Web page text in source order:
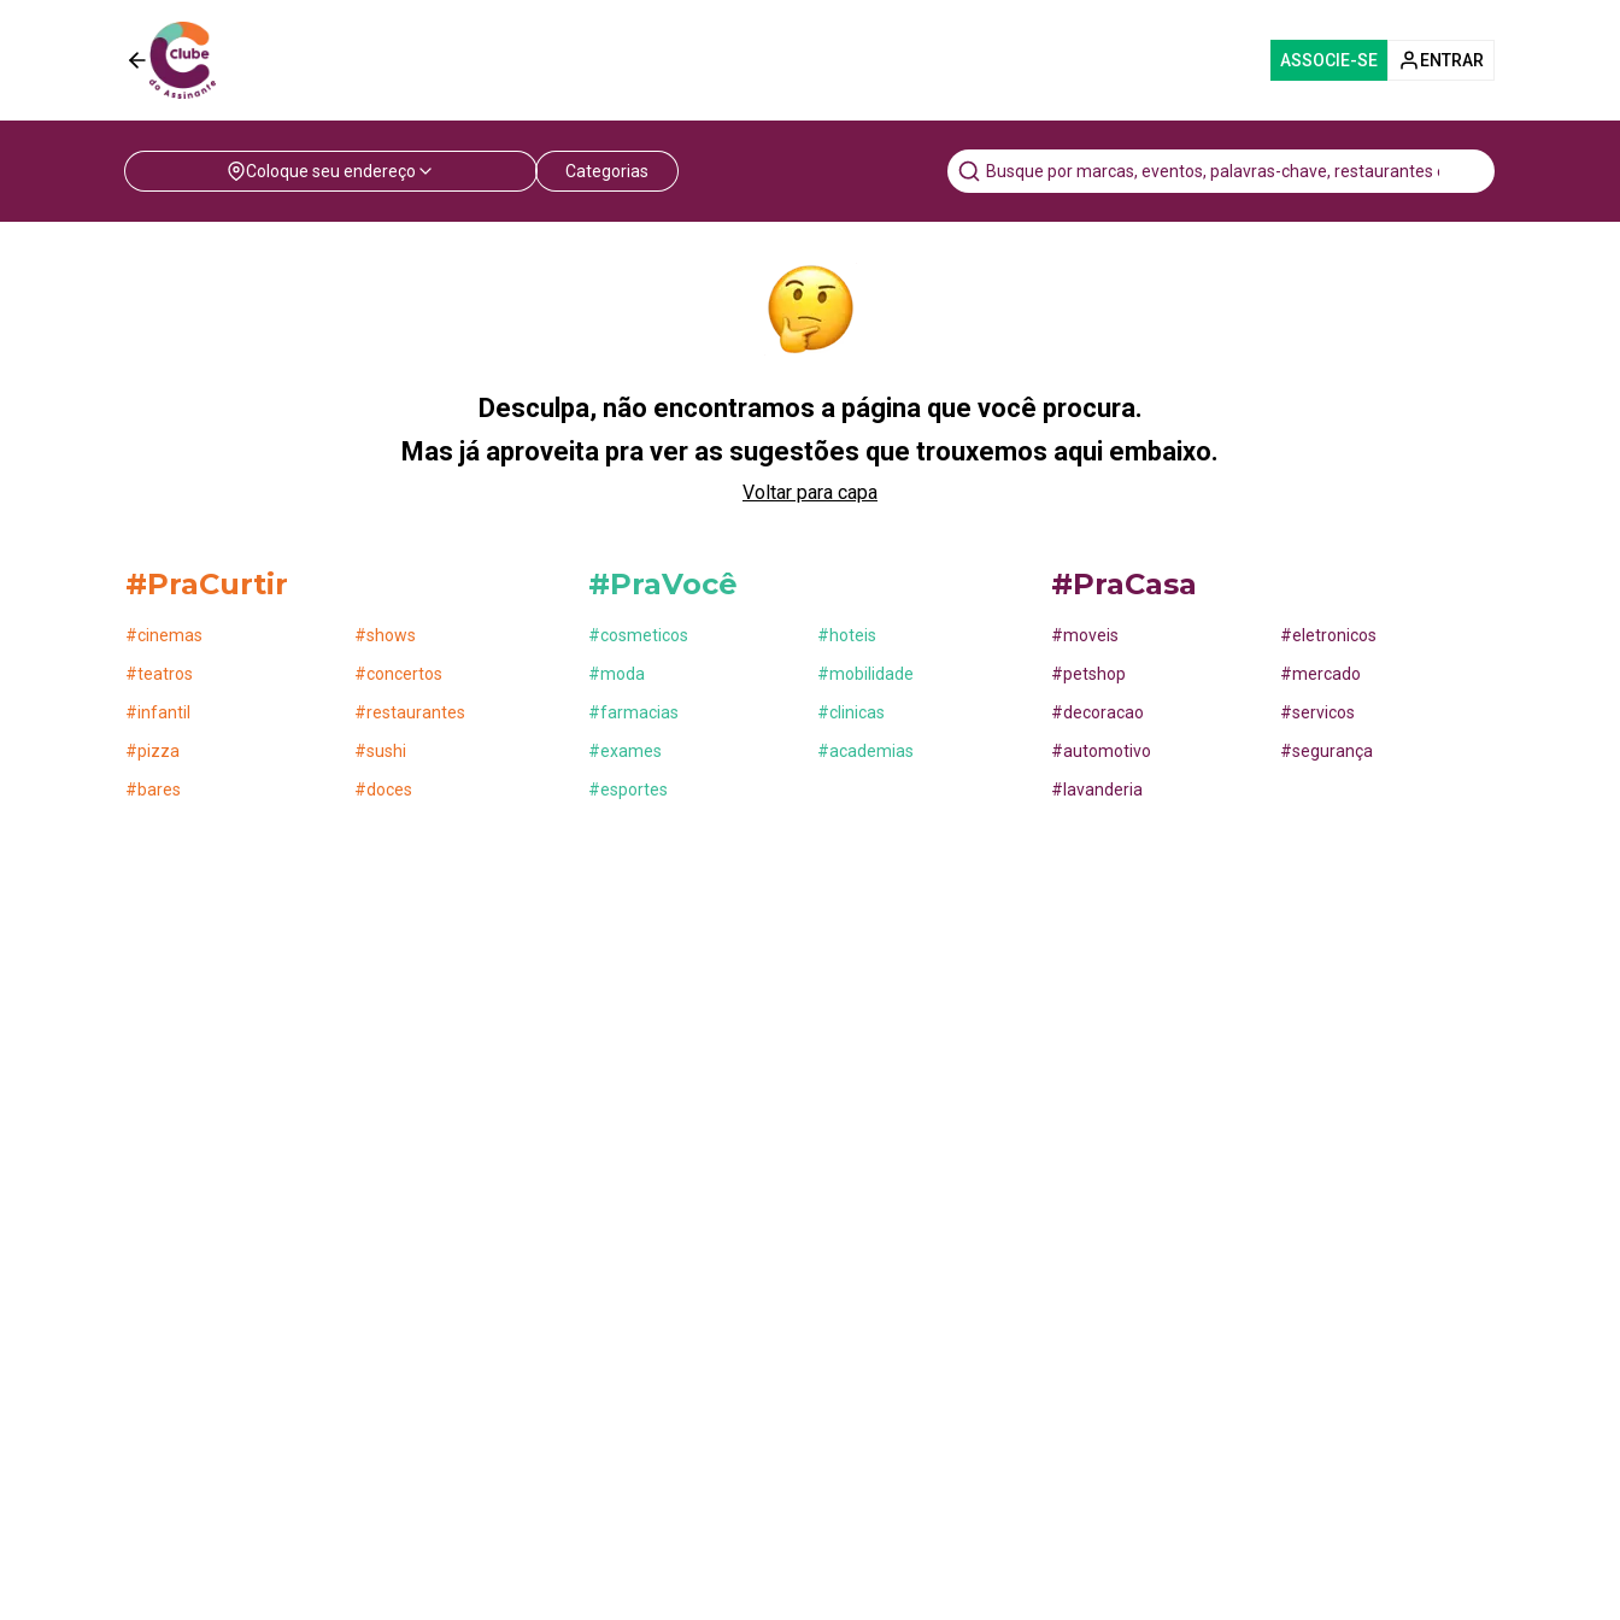
ASSOCIE-SE ENTRAR
Coloque seu endereço Categorias
Desculpa, não encontramos a página que você procura.
Mas já aproveita pra ver as sugestões que trouxemos aqui embaixo.
Voltar para capa
#PraCurtir
#cinemas #shows
#teatros #concertos
#infantil #restaurantes
#pizza #sushi
#bares #doces
#PraVocê
#cosmeticos #hoteis
#moda #mobilidade
#farmacias #clinicas
#exames #academias
#esportes
#PraCasa
#moveis #eletronicos
#petshop #mercado
#decoracao #servicos
#automotivo #segurança
# lavanderia